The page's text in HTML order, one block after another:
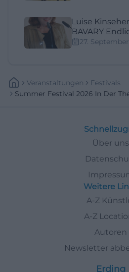
Luise
BAVARY
27.
Veranstaltungen
Festivals
Summer Festival 2026 In Der
Über uns
Weitere
A-Z
A-Z
Autoren
Newsletter
Erding